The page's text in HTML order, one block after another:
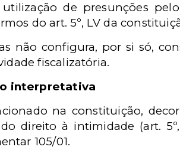
de presunções
do art. 5º, LV da
não configura, por si só,
fiscalizatória.
interpretativa
na constituição,
direito à intimidade (art.
105/01.